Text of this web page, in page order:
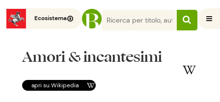
Ecosistema
Amori & incantesimi
apri suWikipedia